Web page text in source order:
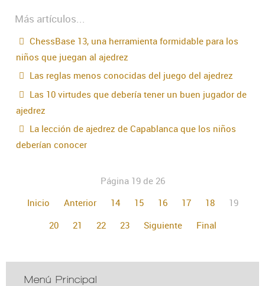
Más artículos...
ChessBase 13, una herramienta formidable para los
niños que juegan al ajedrez
Las reglas menos conocidas del juego del ajedrez
Las 10 virtudes que debería tener un buen jugador de
ajedrez
La lección de ajedrez de Capablanca que los niños
deberían conocer
Página 19 de 26
Inicio
Anterior 14 15 16 17 18
19
20
21 22 23 Siguiente Final
Menú Principal